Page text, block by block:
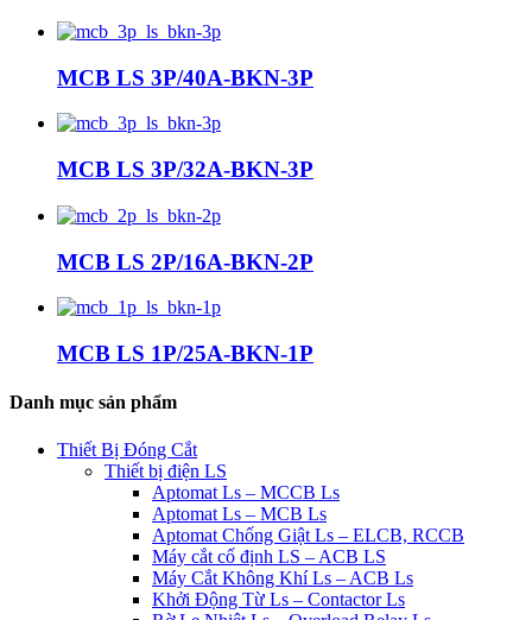
MCB LS 3P/40A-BKN-3P
MCB LS 3P/32A-BKN-3P
MCB LS 2P/16A-BKN-2P
MCB LS 1P/25A-BKN-1P
Danh mục sản phẩm
Thiết Bị Đóng Cắt
Thiết bị điện LS
Aptomat Ls – MCCB Ls
Aptomat Ls – MCB Ls
Aptomat Chống Giật Ls – ELCB, RCCB
Máy cắt cố định LS – ACB LS
Máy Cắt Không Khí Ls – ACB Ls
Khởi Động Từ Ls – Contactor Ls